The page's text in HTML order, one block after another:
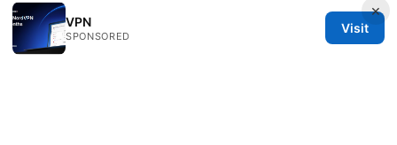
×
VPN
SPONSORED
Visit